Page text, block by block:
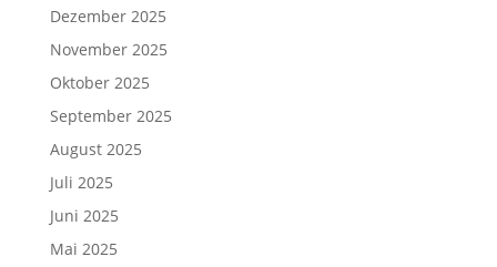
Dezember 2025
November 2025
Oktober 2025
September 2025
August 2025
Juli 2025
Juni 2025
Mai 2025